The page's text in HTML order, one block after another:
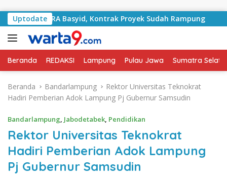
Uptodate
RA Basyid, Kontrak Proyek Sudah Rampung Bulan
Beranda REDAKSI Lampung Pulau Jawa Sumatra
Beranda Bandarlampung
Rektor Universitas Teknokrat
Hadiri Pemberian Adok Lampung Pj Gubernur Samsudin
Bandarlampung, Jabodetabek, Pendidikan
Rektor Universitas Teknokrat
Hadiri Pemberian Adok Lampung
Pj Gubernur Samsudin